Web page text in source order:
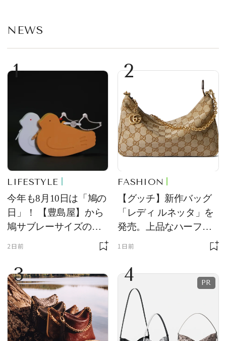
NEWS
1
LIFESTYLE
今年も8月10日は「鳩の
日」！ 【豊島屋】から
鳩サブレーサイズのポ
ーチ「はとっこ」を限
2日前
2
FASHION
【グッチ】新作バッグ
「レディ ルネッタ」を
発売。上品なハーフム
ーン型がスタイリング
1日前
3 4